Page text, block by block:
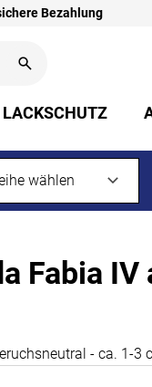
Bezahlung
LACKSCHUTZ
Fabia IV
- ca. 1-3